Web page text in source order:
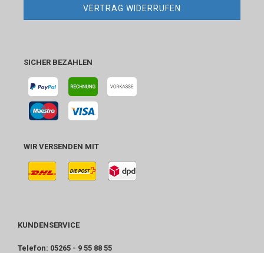
VERTRAG WIDERRUFEN
SICHER BEZAHLEN
WIR VERSENDEN MIT
KUNDENSERVICE
Telefon: 05265 - 9 55 88 55